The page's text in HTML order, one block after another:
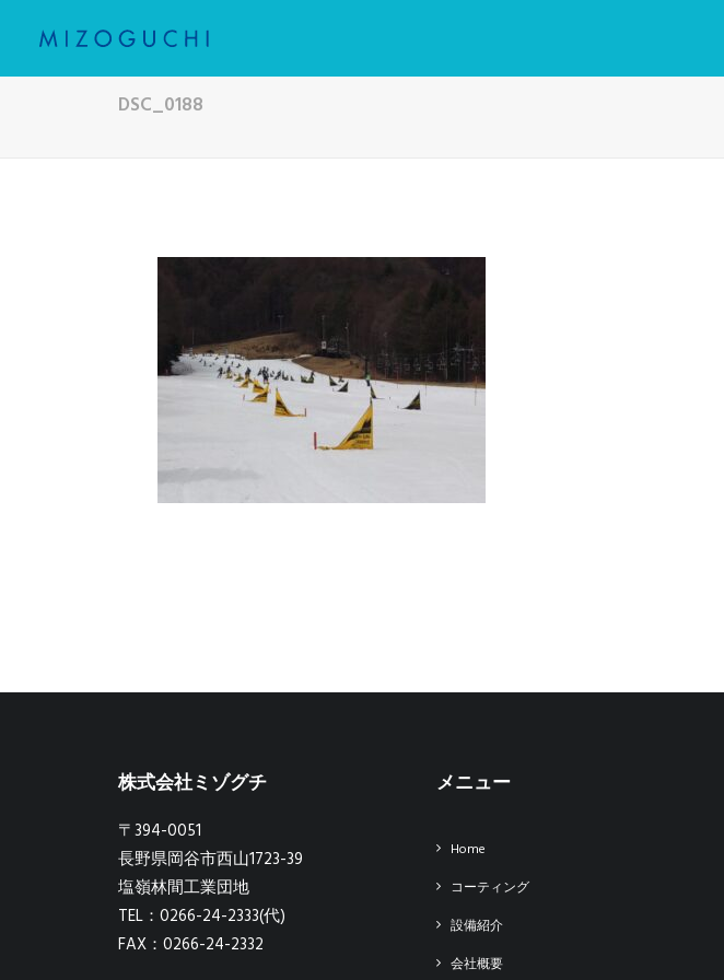
DSC_0188
株式会社ミゾグチ
〒394-0051
長野県岡谷市西山1723-39
塩嶺林間工業団地
TEL：0266-24-2333(代)
FAX：0266-24-2332
メニュー
Home
コーティング
設備紹介
会社概要